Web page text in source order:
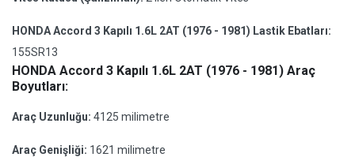
HONDA Accord 3 Kapılı 1.6L 2AT (1976 - 1981) Lastik Ebatları:
155SR13
HONDA Accord 3 Kapılı 1.6L 2AT (1976 - 1981) Araç
Boyutları:
Araç Uzunluğu: 4125 milimetre
Araç Genişliği: 1621 milimetre